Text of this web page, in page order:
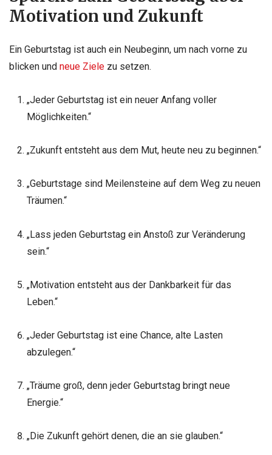
Motivation und Zukunft
Ein Geburtstag ist auch ein Neubeginn, um nach vorne zu
blicken und neue Ziele zu setzen.
„Jeder Geburtstag ist ein neuer Anfang voller
Möglichkeiten.“
„Zukunft entsteht aus dem Mut, heute neu zu beginnen.“
„Geburtstage sind Meilensteine auf dem Weg zu neuen
Träumen.“
„Lass jeden Geburtstag ein Anstoß zur Veränderung
sein.“
„Motivation entsteht aus der Dankbarkeit für das
Leben.“
„Jeder Geburtstag ist eine Chance, alte Lasten
abzulegen.“
„Träume groß, denn jeder Geburtstag bringt neue
Energie.“
„Die Zukunft gehört denen, die an sie glauben.“